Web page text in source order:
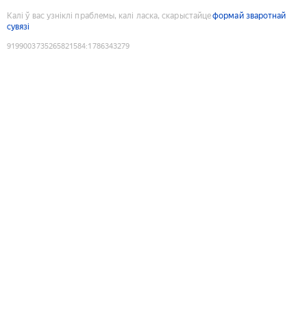
Калі ў вас узніклі праблемы, калі ласка, скарыстайцеформай зваротнай
сувязі
9199003735265821584:1786343279